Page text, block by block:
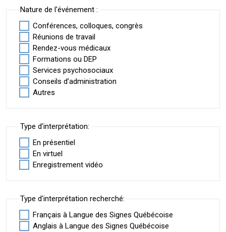
Nature de l'événement :
Conférences, colloques, congrès
Réunions de travail
Rendez-vous médicaux
Formations ou DEP
Services psychosociaux
Conseils d’administration
Autres
Type d'interprétation:
En présentiel
En virtuel
Enregistrement vidéo
Type d'interprétation recherché:
Français à Langue des Signes Québécoise
Anglais à Langue des Signes Québécoise